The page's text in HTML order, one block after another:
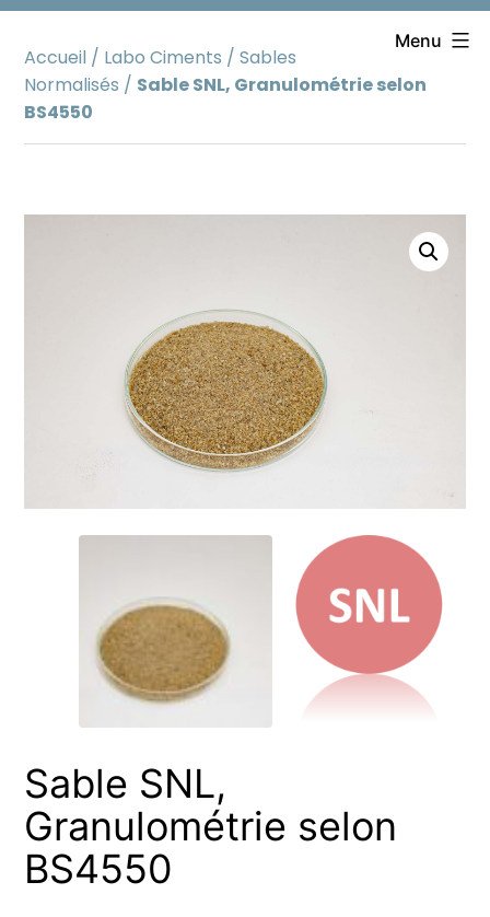
Aller
contenu
Menu
Accueil / Labo Ciments /Sables
Normalisés / Sable SNL, Granulométrie selon
BS4550
Sable SNL,
Granulométrie selon
BS4550